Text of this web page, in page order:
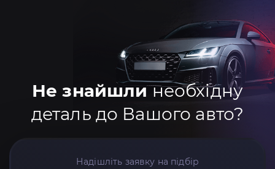
Не знайшлинеобхідну
деталь до Вашого авто?
Надішліть заявку на підбір